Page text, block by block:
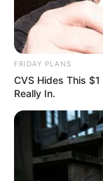
Dernière
Samedi 21
Réunion n°1
1600 mètres.
FRIDAY PLANS
CVS Hides This
Really In.